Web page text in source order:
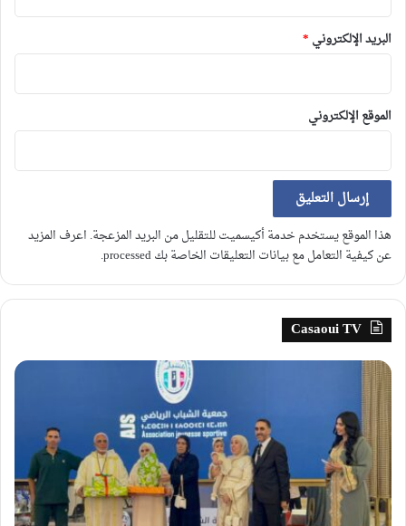
البريد الإلكتروني *
الموقع الإلكتروني
هذا الموقع يستخدم خدمة أكيسميت للتقليل من البريد المزعجة. اعرف المزيد
عن كيفية التعامل مع بيانات التعليقات الخاصة بك processed
.
Casaoui TV